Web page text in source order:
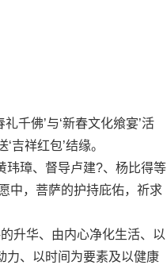
千佛’与‘新春文化飨宴’活
祥红包’结缘。
璋、督导卢建?、杨比得等
中，菩萨的护持庇佑，祈求
升华、由内心净化生活、以
力、以时间为要素及以健康